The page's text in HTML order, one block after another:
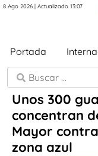
8 Ago 2026 | Actualizado 13:07
Portada
Unos 300
concentran
Mayor
zona azul